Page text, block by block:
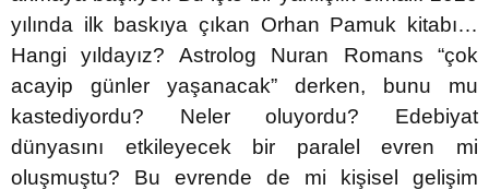
yılında ilk baskıya çıkan Orhan Pamuk kitabı…
Hangi yıldayız? Astrolog Nuran Romans “çok
acayip günler yaşanacak” derken, bunu mu
kastediyordu? Neler oluyordu? Edebiyat
dünyasını etkileyecek bir paralel evren mi
oluşmuştu? Bu evrende de mi kişisel gelişim